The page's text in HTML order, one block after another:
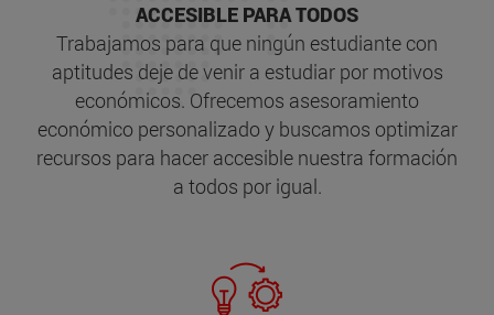
ACCESIBLE PARA TODOS
Trabajamos para que ningún estudiante con
aptitudes deje de venir a estudiar por motivos
económicos. Ofrecemos asesoramiento
económico personalizado y buscamos optimizar
recursos para hacer accesible nuestra formación
a todos por igual.